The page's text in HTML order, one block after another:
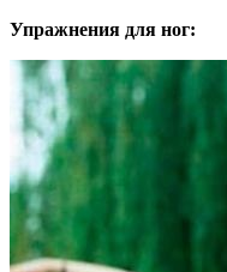
Упражнения для ног: